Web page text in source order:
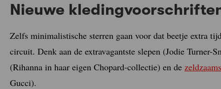
Nieuwe
Zelfs minimalistische sterren gaan voor dat beetje extra
circuit. Denk aan de extravagantste slepen (Jodie Turner-
(Rihanna in haar eigen Chopard-collectie) en de
Gucci).